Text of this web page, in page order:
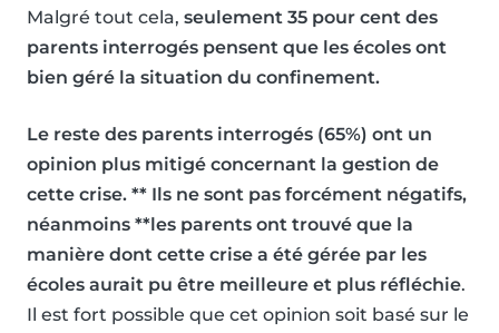
Malgré tout cela, seulement 35 pour cent des
parents interrogés pensent que les écoles ont
bien géré la situation du confinement.
Le reste des parents interrogés (65%) ont un
opinion plus mitigé concernant la gestion de
cette crise. ** Ils ne sont pas forcément négatifs,
néanmoins **les parents ont trouvé que la
manière dont cette crise a été gérée par les
écoles aurait pu être meilleure et plus réfléchie.
Il est fort possible que cet opinion soit basé sur le